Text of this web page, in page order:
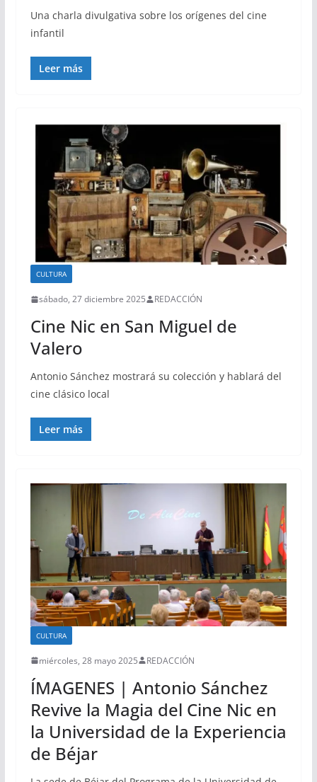
Una charla divulgativa sobre los orígenes del cine
infantil
Leer más
CULTURA
sábado, 27 diciembre 2025 REDACCIÓN
Cine Nic en San Miguel de
Valero
Antonio Sánchez mostrará su colección y hablará del
cine clásico local
Leer más
CULTURA
miércoles, 28 mayo 2025 REDACCIÓN
ÍMAGENES | Antonio Sánchez
Revive la Magia del Cine Nic en
la Universidad de la Experiencia
de Béjar